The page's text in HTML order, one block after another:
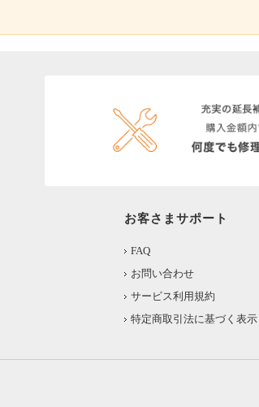
お客さまサポート
FAQ
お問い合わせ
サービス利用規約
特定商取引法に基づく表示